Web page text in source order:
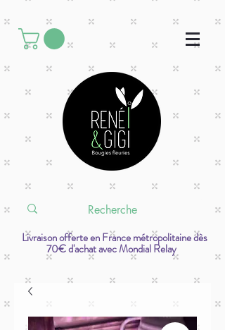
Livraison offerte en France métropolitaine dès
70€ d'achat avec Mondial Relay